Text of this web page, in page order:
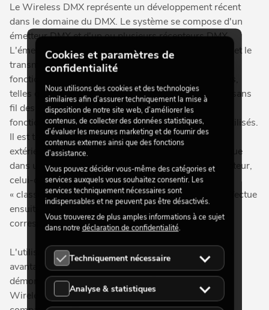
Le Wireless DMX représente un développement récent
dans le domaine du DMX. Le système se compose d'un
émetteur DMX et d'un ou plusieurs récepteurs DMX.
L'émetteur convertit le signal DMX en format sans fil et le
transmet au récepteur prévu. Ces systèmes sans fil
fonctionnent généralement sur différentes fréquences,
telles que 2,4 GHz ou 5,8 GHz pour la transmission sans
fil des signaux DMX. La portée du système varie en
fonction de la puissance et du nombre d'émetteurs utilisés.
Il est tout à fait possible que lors d'un événement en
extérieur, la portée DMX soit nettement plus élevée que
dans un bâtiment. Une fois le signal reçu par le récepteur,
celui-ci convertit le signal sans fil en un signal DMX
« classique ». L'équipement connecté au récepteur effectue
ensuite le mouvement ou le changement de couleur
correspondant.
L'utilisation du Wireless DMX présente de nombreux
avantages pour la préparation, le déroulement et le
démontage d'un événement. En effet, l'utilisation du
Wireless DMX, de répartiteurs ou d'autres appareils
Cookies et paramètres de
confidentialité
Nous utilisons des cookies et des technologies
similaires afin d’assurer techniquement la mise à
disposition de notre site web, d’améliorer les
contenus, de collecter des données statistiques,
d’évaluer les mesures marketing et de fournir des
contenus externes ainsi que des fonctions
d’assistance.
Vous pouvez décider vous-même des catégories et
services auxquels vous souhaitez consentir. Les
services techniquement nécessaires sont
indispensables et ne peuvent pas être désactivés.
Vous trouverez de plus amples informations à ce sujet
dans notre déclaration de confidentialité.
Techniquement nécessaire
Analyse & statistiques